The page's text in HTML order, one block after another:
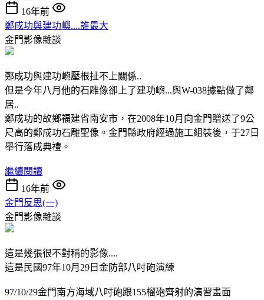
16年前
鄭成功與建功嶼....誰最大
金門影像雜談
鄭成功與建功嶼壓根扯不上關係..
但是今年八月他的石雕像卻上了建功嶼...與W-038據點做了鄰
居..
鄭成功的故鄉福建省南安市，在2008年10月向金門贈送了9公
尺高的鄭成功石雕聖像。金門縣政府經過施工組裝後，于27日
舉行落成典禮。
繼續閱讀
16年前
金門反思(一)
金門影像雜談
這是幾張很不對稱的影像....
這是民國97年10月29日金防部八吋砲演練
97/10/29金門南方海域八吋砲跟155榴砲齊射的演習畫面